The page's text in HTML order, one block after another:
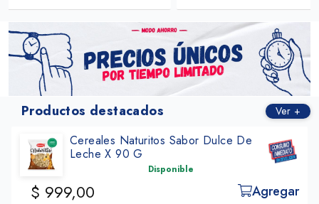
Productos destacados Ver +
Cereales Naturitos Sabor Dulce De
Leche X 90 G
Disponible
$ 999,00 Agregar